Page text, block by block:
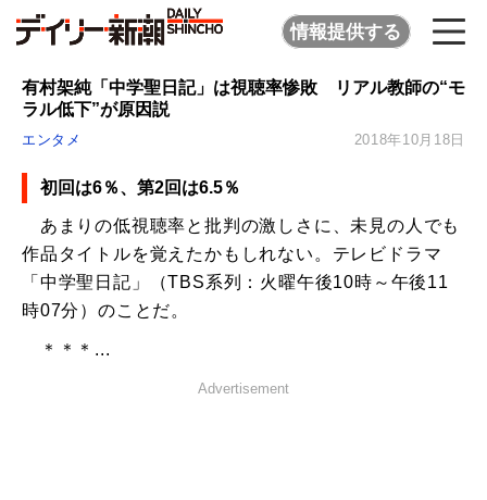
情報提供する
有村架純「中学聖日記」は視聴率惨敗 リアル教師の“モ
ラル低下”が原因説
エンタメ 2018年10月18日
初回は6％、第2回は6.5％
あまりの低視聴率と批判の激しさに、未見の人でも
作品タイトルを覚えたかもしれない。テレビドラマ
「中学聖日記」（TBS系列：火曜午後10時～午後11
時07分）のことだ。
＊＊＊...
Advertisement